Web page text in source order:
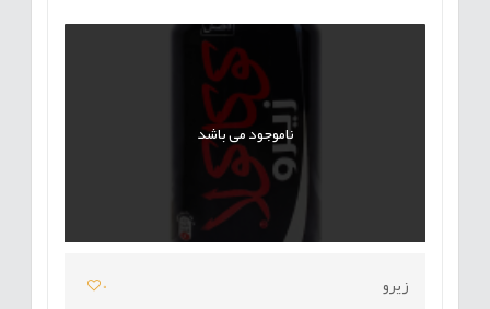
ناموجود می باشد
زیرو 0